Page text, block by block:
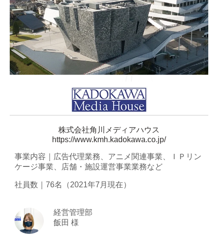
株式会社角川メディアハウス
https://www.kmh.kadokawa.co.jp/
事業内容｜広告代理業務、アニメ関連事業、ＩＰリン
ケージ事業、店舗・施設運営事業業務など
社員数｜76名（2021年7月現在）
経営管理部
飯田 様